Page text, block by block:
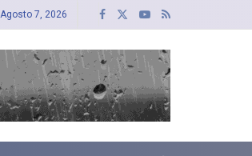
7, 2026